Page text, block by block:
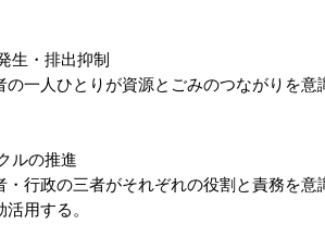
生・排出抑制
一人ひとりが資源とごみのつながりを
ルの推進
行政の三者がそれぞれの役割と責務を意
用する。